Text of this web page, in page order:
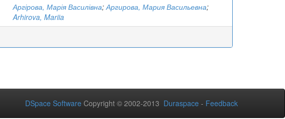
Аргірова, Марія Василівна;Аргирова, Мария Васильевна;
Arhirova, Mariia
DSpace Software Copyright © 2002-2013 Duraspace - Feedback